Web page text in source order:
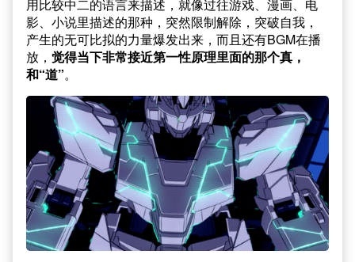
用比较中二的语言来描述，就像过往游戏、漫画、电
影、小说里描述的那种，突然限制解除，突破自我，
产生的无可比拟的力量爆发出来，而且还有BGM在播
放， 觉得当下非常接近第一性原理里面的那个真，
和“道”。